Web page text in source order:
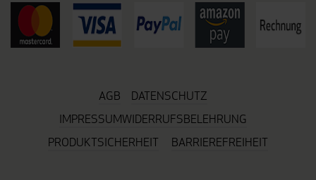
AGB
DATENSCHUTZ
IMPRESSUMWIDERRUFSBELEHRUNG
PRODUKTSICHERHEIT
BARRIEREFREIHEIT